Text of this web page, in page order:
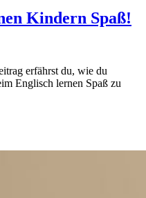
Kindern Spaß!
erfährst du, wie du
Englisch lernen Spaß zu